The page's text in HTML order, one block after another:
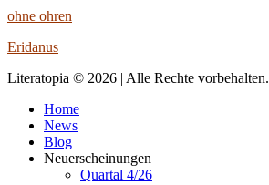
ohne ohren
Eridanus
Literatopia © 2026 | Alle Rechte vorbehalten.
Home
News
Blog
Neuerscheinungen
Quartal 4/26